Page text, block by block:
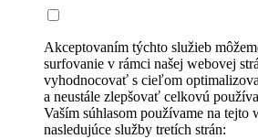
Akceptovaním týchto služieb
surfovanie v rámci našej webovej
vyhodnocovať s cieľom
a neustále zlepšovať celkovú
Vaším súhlasom používame na tejto
nasledujúce služby tretích strán: